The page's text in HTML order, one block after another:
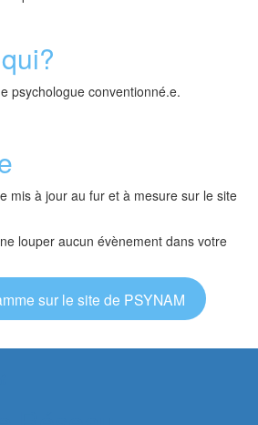
psychologue conventionné.e.
mis à jour au fur et à mesure sur le site
louper aucun évènement dans votre
sur le site de PSYNAM